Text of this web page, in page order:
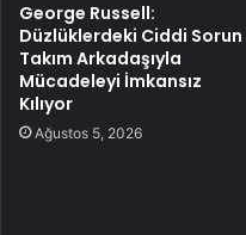
George Russell:
Düzlüklerdeki Ciddi Sorun
Takım Arkadaşıyla
Mücadeleyi İmkansız
Kılıyor
Ağustos 5, 2026